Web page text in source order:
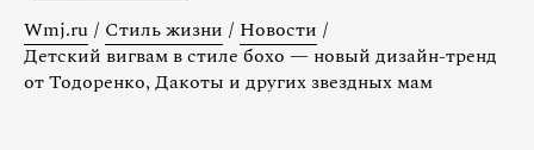
Wmj.ru / Стиль жизни / Новости /
Детский вигвам в стиле бохо — новый дизайн-тренд
от Тодоренко, Дакоты и других звездных мам